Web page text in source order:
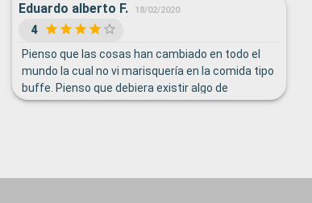
Eduardo alberto F. 18/02/2020
4
Pienso que las cosas han cambiado en todo el
mundo la cual no vi marisquería en la comida tipo
buffe. Pienso que debiera existir algo de
marisquería , del resto un barco precioso,